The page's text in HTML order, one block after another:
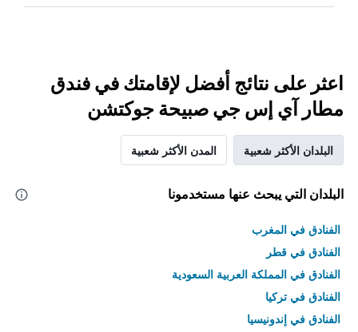
اعثر على نتائج أفضل لإقامتك في فندق
مطار آي إس جي صبيحة جوكتشن
البلدان الأكثر شعبية المدن الأكثر شعبية
البلدان التي يبحث عنها مستخدمونا
الفنادق في المغرب
الفنادق في قطر
الفنادق في المملكة العربية السعودية
الفنادق في تركيا
الفنادق في إندونيسيا